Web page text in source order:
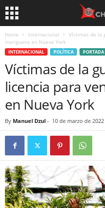
Home Internacional
Víctimas de la
mariguana en Nueva York
INTERNACIONAL POLÍTICA PORTADA
Víctimas de la
licencia para
en Nueva York
By Manuel Dzul - 10 de marzo de 2022